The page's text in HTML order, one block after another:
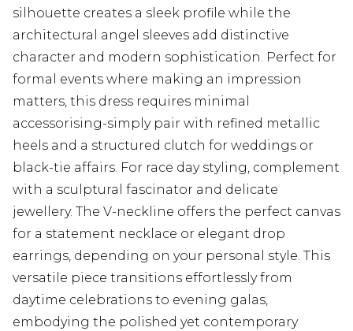
silhouette creates a sleek profile while the
architectural angel sleeves add distinctive
character and modern sophistication. Perfect for
formal events where making an impression
matters, this dress requires minimal
accessorising-simply pair with refined metallic
heels and a structured clutch for weddings or
black-tie affairs. For race day styling, complement
with a sculptural fascinator and delicate
jewellery. The V-neckline offers the perfect canvas
for a statement necklace or elegant drop
earrings, depending on your personal style. This
versatile piece transitions effortlessly from
daytime celebrations to evening galas,
embodying the polished yet contemporary